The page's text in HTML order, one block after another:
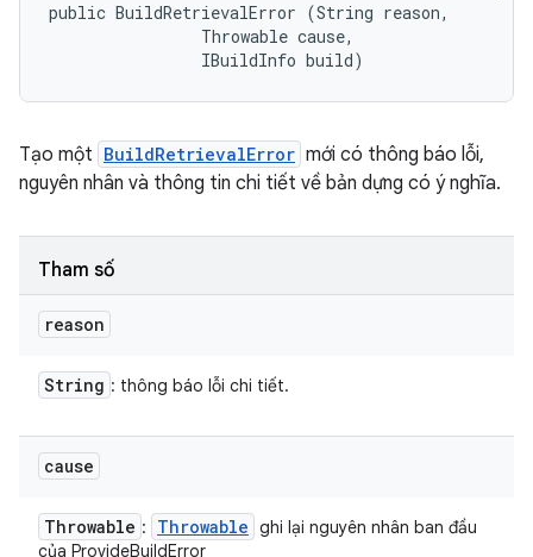
public BuildRetrievalError (String reason,
                Throwable cause,
                IBuildInfo build)
Tạo một BuildRetrievalError mới có thông báo lỗi,
nguyên nhân và thông tin chi tiết về bản dựng có ý nghĩa.
Tham số
reason
String : thông báo lỗi chi tiết.
cause
Throwable : Throwable ghi lại nguyên nhân ban đầu
của ProvideBuildError